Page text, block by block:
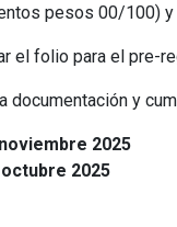
pesos 00/100)
el folio para el pre-
documentación y
2025
2025